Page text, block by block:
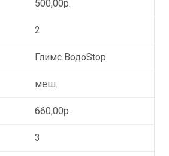
500,00р.
2
Глимс ВодоStop
меш.
660,00р.
3